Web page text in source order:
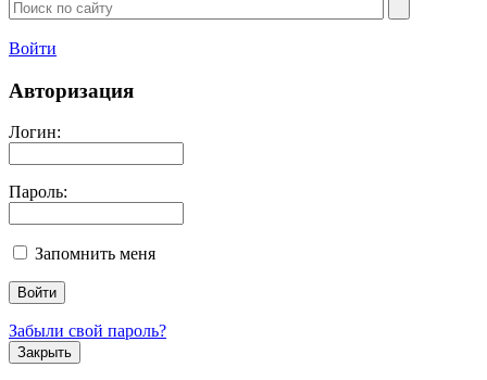
Войти
Авторизация
Логин:
Пароль:
Запомнить меня
Забыли свой пароль?
Закрыть